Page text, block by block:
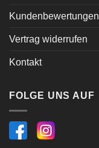
Kundenbewertungen
Vertrag widerrufen
Kontakt
FOLGE UNS AUF